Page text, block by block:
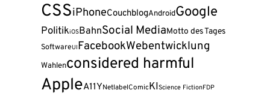
CSSiPhoneCouchblogAndroidGoogle
PolitikiOSBahnSocial MediaMotto des Tages
SoftwareUIFacebookWebentwicklung
Wahlenconsidered harmful
AppleA11YNetlabelComicKIScience FictionFDP